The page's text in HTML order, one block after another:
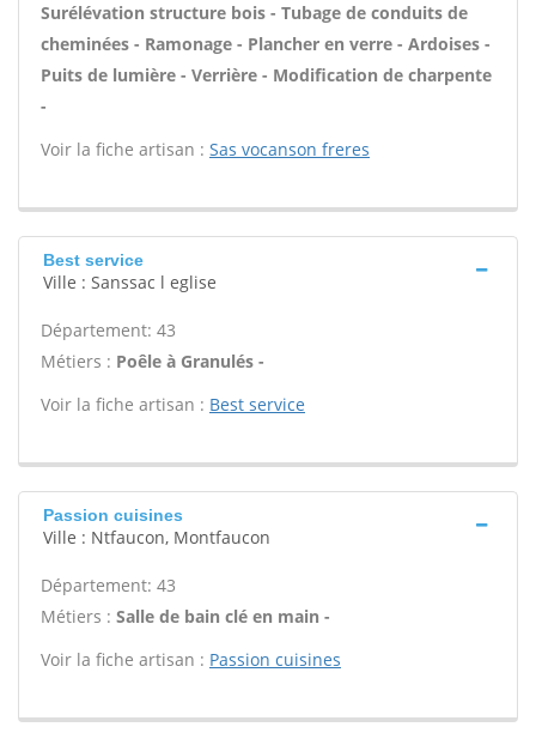
Surélévation structure bois - Tubage de conduits de
cheminées - Ramonage - Plancher en verre - Ardoises -
Puits de lumière - Verrière - Modification de charpente
-
Voir la fiche artisan : Sas vocanson freres
Best service
Ville : Sanssac l eglise
Département: 43
Métiers : Poêle à Granulés -
Voir la fiche artisan : Best service
Passion cuisines
Ville : Ntfaucon, Montfaucon
Département: 43
Métiers : Salle de bain clé en main -
Voir la fiche artisan : Passion cuisines